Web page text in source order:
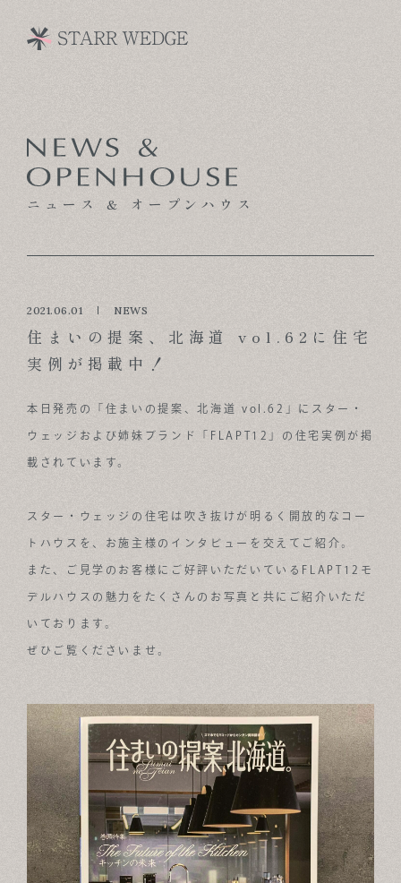
CONCEPT
TECHNOLOGY
MODEL HOUSE
ABOUT
FOR BUSINESS
RECRUIT
CONTACT
SUSTAINABLE DESIGN COMPANY
ニュース & オープンハウス
2021.06.01 NEWS
住まいの提案、北海道 vol.62に住宅
実例が掲載中！
本日発売の「住まいの提案、北海道 vol.62」にスター・
ウェッジおよび姉妹ブランド「FLAPT12」の住宅実例が掲
載されています。
スター・ウェッジの住宅は吹き抜けが明るく開放的なコー
トハウスを、お施主様のインタビューを交えてご紹介。
また、ご見学のお客様にご好評いただいているFLAPT12モ
デルハウスの魅力をたくさんのお写真と共にご紹介いただ
いております。
ぜひご覧くださいませ。